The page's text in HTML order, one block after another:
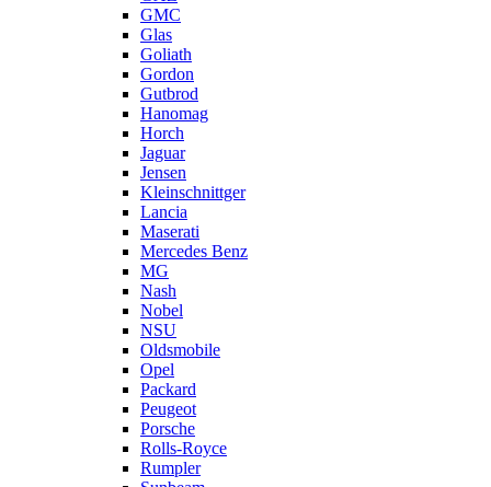
GMC
Glas
Goliath
Gordon
Gutbrod
Hanomag
Horch
Jaguar
Jensen
Kleinschnittger
Lancia
Maserati
Mercedes Benz
MG
Nash
Nobel
NSU
Oldsmobile
Opel
Packard
Peugeot
Porsche
Rolls-Royce
Rumpler